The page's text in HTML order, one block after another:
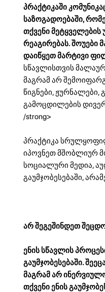
პრაქტიკაში
საზოგადოებაში,
თქვენი
რეაგირებას. შოუები
დაიწყეთ მარტივი
სწავლისთვის
მაგრამ არ
წიგნები, ჟურნალები,
გამოცდილების
/strong>
პრაქტიკა
იპოვნეთ მშობლიურ
სოციალური მედია,
გაუმჯობესებაში,
არ შეგეშინდეთ
ენის სწავლის
გაუმჯობესებაში.
მაგრამ არ
თქვენი ენის